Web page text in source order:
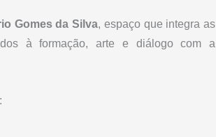
Gomes da Silva, espaço que integra as
à formação, arte e diálogo com a